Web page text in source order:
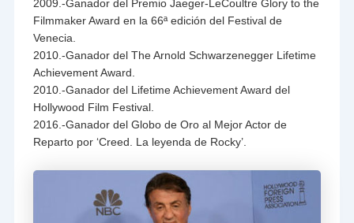
2009.-Ganador del Premio Jaeger-LeCoultre Glory to the
Filmmaker Award en la 66ª edición del Festival de
Venecia.
2010.-Ganador del The Arnold Schwarzenegger Lifetime
Achievement Award.
2010.-Ganador del Lifetime Achievement Award del
Hollywood Film Festival.
2016.-Ganador del Globo de Oro al Mejor Actor de
Reparto por ‘Creed. La leyenda de Rocky’.